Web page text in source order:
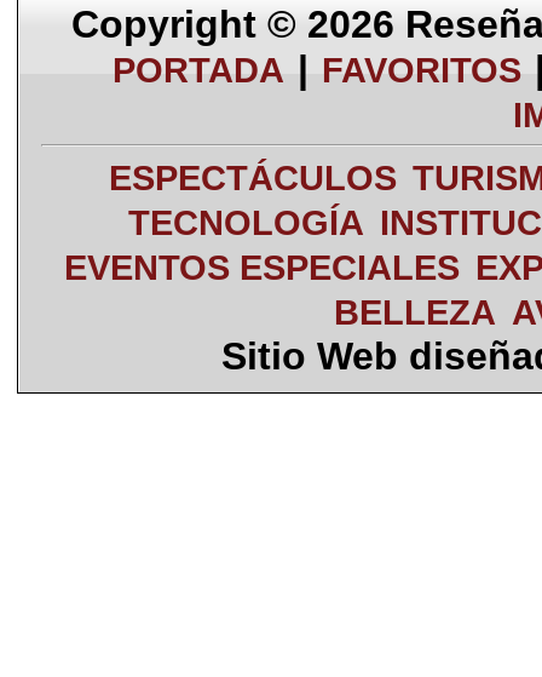
Copyright © 2026
PORTADA | FAVORITOS
ESPECTÁCULOS
TECNOLOGÍA
EVENTOS ESPECIALES
BELLEZA
Sitio Web